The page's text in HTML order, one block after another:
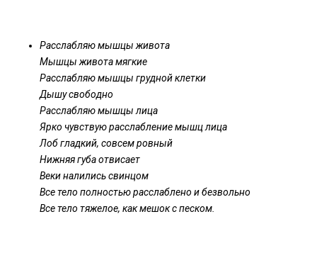
Расслабляю мышцы живота
Мышцы живота мягкие
Расслабляю мышцы грудной клетки
Дышу свободно
Расслабляю мышцы лица
Ярко чувствую расслабление мышц лица
Лоб гладкий, совсем ровный
Нижняя губа отвисает
Веки налились свинцом
Все тело полностью расслаблено и безвольно
Все тело тяжелое, как мешок с песком.